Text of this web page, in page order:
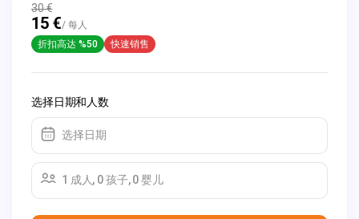
30 €
15 €/ 每人
折扣高达 %50
快速销售
选择日期和人数
选择日期
1 成人, 0 孩子, 0 婴儿